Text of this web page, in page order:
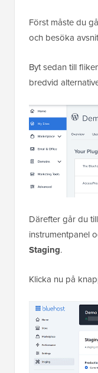
Först måste du
och besöka
Byt sedan till
bredvid
Därefter går du
instrumentpanel
Staging.
Klicka nu på